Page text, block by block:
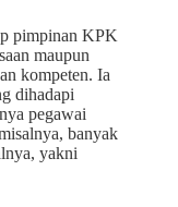
pimpinan KPK
maupun
kompeten. Ia
dihadapi
pegawai
banyak
yakni